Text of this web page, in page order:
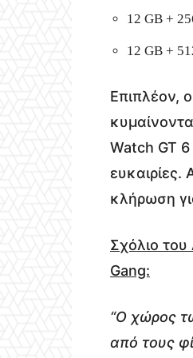
12 GB +
12 GB +
Επιπλέον,
Watch GT
ευκαιρίες.
κλήρωση
Σχόλιο
Gang:
“Ο χώρος
από τους